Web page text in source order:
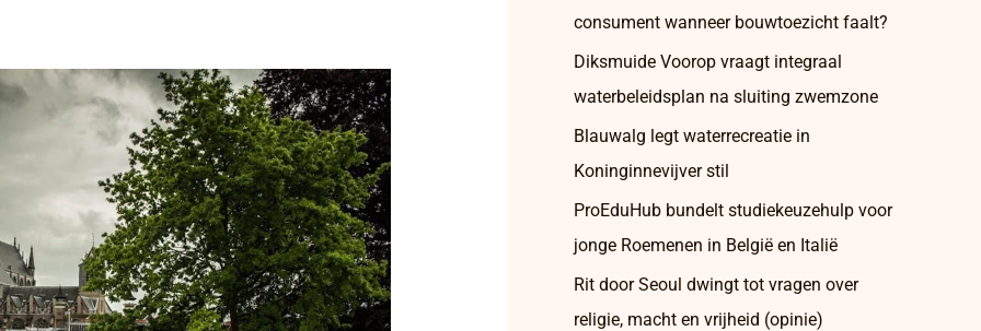
consument wanneer bouwtoezicht faalt?
Diksmuide Voorop vraagt integraal
waterbeleidsplan na sluiting zwemzone
Blauwalg legt waterrecreatie in
Koninginnevijver stil
ProEduHub bundelt studiekeuzehulp voor
jonge Roemenen in België en Italië
Rit door Seoul dwingt tot vragen over
religie, macht en vrijheid (opinie)